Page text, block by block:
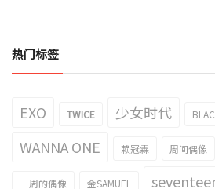
热门标签
EXO TWICE 少女时代
WANNA ONE 赖冠霖 周间偶像
一周的偶像 金SAMUEL